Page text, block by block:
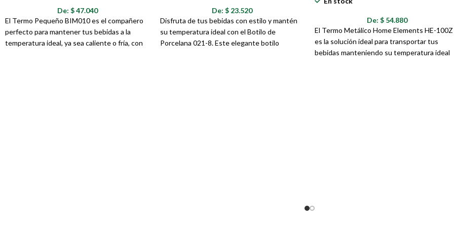
Eleve la calidad de sus accesorios con tecnología de vanguardia adquiriendo este termo inteligente ahora mismo a través de nuestro catálogo
De: $47.040
El Termo Pequeño BIM010 es el compañero
perfecto para mantener tus bebidas a la
temperatura ideal, ya sea caliente o fría, con
De:$ 23.520
Disfruta de tus bebidas con estilo y mantén
su temperatura ideal con el Botilo de
Porcelana 021-8. Este elegante botilo
De: $54.880
El Termo Metálico Home Elements HE-100Z
es la solución ideal para transportar tus
bebidas manteniendo su temperatura ideal